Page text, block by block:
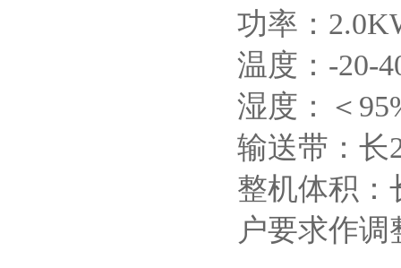
功率：
温度：-20-
湿度：＜
输送带：长
整机体积：
户要求作调